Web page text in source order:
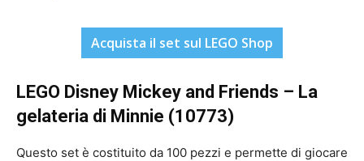
Acquista il set sul LEGO Shop
LEGO Disney Mickey and Friends – La
gelateria di Minnie (10773)
Questo set è costituito da 100 pezzi e permette di giocare